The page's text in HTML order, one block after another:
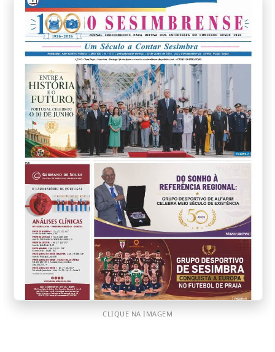
CLIQUE NA IMAGEM